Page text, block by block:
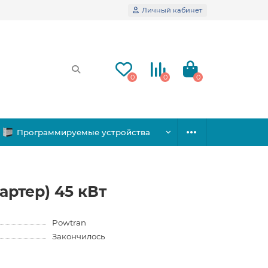
Личный кабинет
0 0 0
Программируемые устройства
45 кВт
Powtran
Закончилось